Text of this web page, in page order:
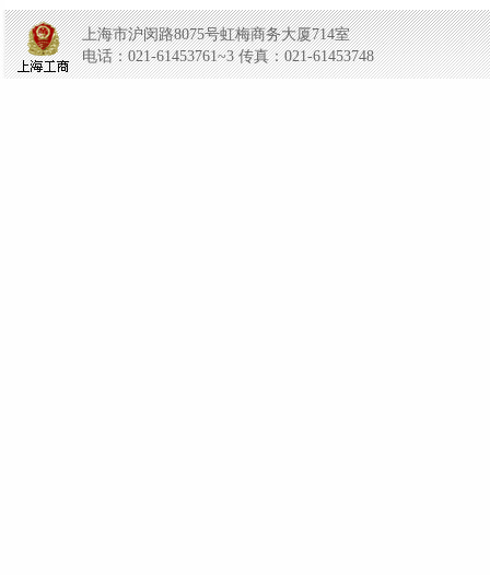
上海市沪闵路8075号虹梅商务大厦714室
电话：021-61453761~3 传真：021-61453748